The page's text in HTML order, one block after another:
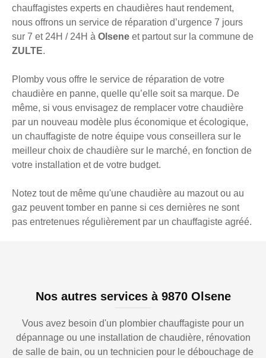
chauffagistes experts en chaudières haut rendement,
nous offrons un service de réparation d’urgence 7 jours
sur 7 et 24H / 24H à Olsene et partout sur la commune de
ZULTE.
Plomby vous offre le service de réparation de votre
chaudière en panne, quelle qu’elle soit sa marque. De
même, si vous envisagez de remplacer votre chaudière
par un nouveau modèle plus économique et écologique,
un chauffagiste de notre équipe vous conseillera sur le
meilleur choix de chaudière sur le marché, en fonction de
votre installation et de votre budget.
Notez tout de même qu'une chaudière au mazout ou au
gaz peuvent tomber en panne si ces dernières ne sont
pas entretenues régulièrement par un chauffagiste agréé.
Nos autres services à 9870 Olsene
Vous avez besoin d'un plombier chauffagiste pour un
dépannage ou une installation de chaudière, rénovation
de salle de bain, ou un technicien pour le débouchage de